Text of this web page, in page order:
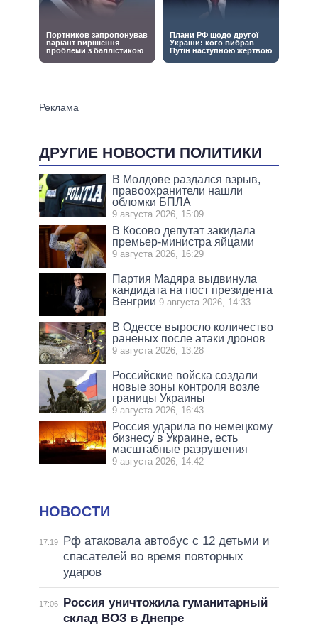
ДРУГИЕ НОВОСТИ ПОЛИТИКИ
В Молдове раздался взрыв,
правоохранители нашли
обломки БПЛА
9 августа 2026, 15:09
В Косово депутат закидала
премьер-министра яйцами
9 августа 2026, 16:29
Партия Мадяра выдвинула
кандидата на пост президента
Венгрии 9 августа 2026, 14:33
В Одессе выросло количество
раненых после атаки дронов
9 августа 2026, 13:28
Российские войска создали
новые зоны контроля возле
границы Украины
9 августа 2026, 16:43
Россия ударила по немецкому
бизнесу в Украине, есть
масштабные разрушения
9 августа 2026, 14:42
НОВОСТИ
17:19
Рф атаковала автобус с 12 детьми и
спасателей во время повторных
ударов
17:06
Россия уничтожила гуманитарный
склад ВОЗ в Днепре